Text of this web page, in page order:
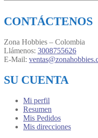
CONTÁCTENOS
Zona Hobbies – Colombia
Llámenos: 3008755626
E-Mail:
SU CUENTA
Mi perfil
Resumen
Mis Pedidos
Mis direcciones